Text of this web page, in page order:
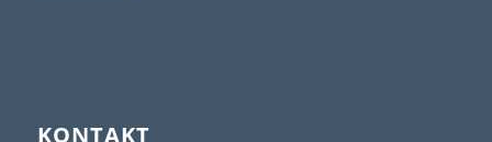
KONTAKT